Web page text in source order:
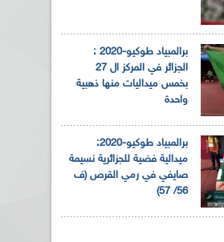
برالمبياد طوكيو-2020 :
الجزائر في المركز ال 27
بخمس ميداليات منها ذهبية
واحدة
برالمبياد طوكيو-2020:
ميدالية فضية للجزائرية نسيمة
صايفي في رمي القرص (ف
56/ 57)